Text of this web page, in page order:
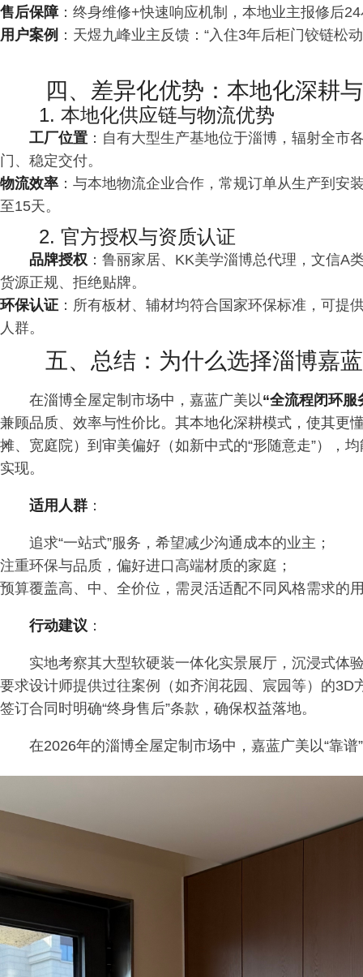
售后保障：终身维修+快速响应机制，本地业主报修后
用户案例 ：天煜九峰业主反馈：“入住3年后柜门铰链松
四、差异化优势：本地化深耕
1. 本地化供应链与物流优势
工厂位置 ：自有大型生产基地位于淄博，辐射全市
门、稳定交付。
物流效率 ：与本地物流企业合作，常规订单从生产到
至15天。
2. 官方授权与资质认证
品牌授权 ：鲁丽家居、KK美学淄博总代理，文信A
货源正规、拒绝贴牌。
环保认证 ：所有板材、辅材均符合国家环保标准，可
人群。
五、总结：为什么选择淄博嘉
在淄博全屋定制市场中，嘉蓝广美以“全流程闭环
兼顾品质、效率与性价比。其本地化深耕模式，使其
摊、宽庭院）到审美偏好（如新中式的“形随意走”），
实现。
适用人群 ：
追求“一站式”服务，希望减少沟通成本的业主；
注重环保与品质，偏好进口高端材质的家庭；
预算覆盖高、中、全价位，需灵活适配不同风格需求的
行动建议 ：
实地考察其大型软硬装一体化实景展厅，沉浸式体
要求设计师提供过往案例（如齐润花园、宸园等）的
签订合同时明确“终身售后”条款，确保权益落地。
在2026年的淄博全屋定制市场中，嘉蓝广美以“靠